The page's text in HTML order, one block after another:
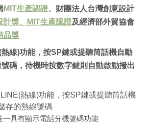
MIT生產認證、財團法人台灣創意設計
計獎、MIT生產認證及經濟部外貿協會
品獎
線)功能，按SP鍵或提聽筒話機自動
碼，待機時按數字鍵則自動啟動撥出
熱線)功能，按SP鍵或提聽筒話機
存的熱線號碼
一具有顯示電話分機號碼功能